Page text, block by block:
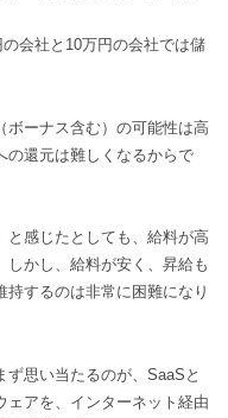
会社と10万円の会社では儲
ボーナス含む）の可能性は高
の還元は難しくなるからで
と感じたとしても、給料が高
しかし、給料が安く、昇給も
するのは非常に困難になり
ず思い当たるのが、SaaSと
ェアを、インターネット経由